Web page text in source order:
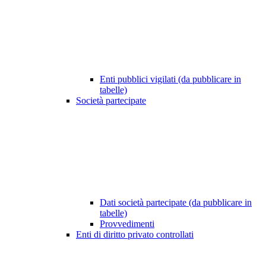
Enti pubblici vigilati (da pubblicare in
tabelle)
Società partecipate
Dati società partecipate (da pubblicare in
tabelle)
Provvedimenti
Enti di diritto privato controllati